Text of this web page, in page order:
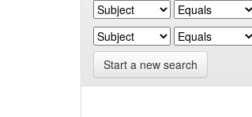
Start a new search